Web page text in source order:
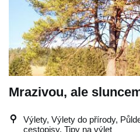
Mrazivou, ale
Výlety, Výlety do přírody,
cestopisy, Tipy na výlet